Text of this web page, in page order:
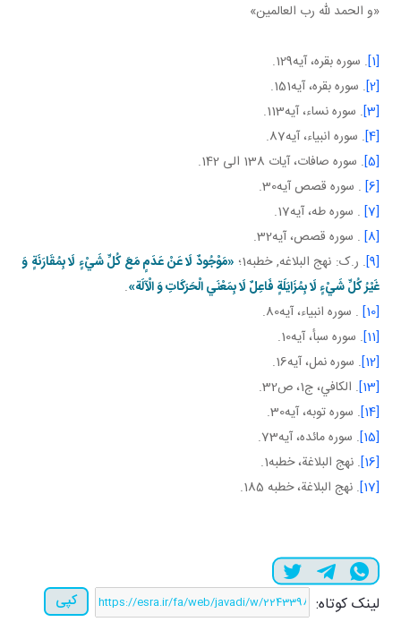
«و الحمد لله رب العالمين»
[1] . سوره بقره، آيه129.
[2] . سوره بقره، آيه151.
[3]
. سوره نساء، آيه113.
[4] . سوره انبياء، آيه87.
[5] . سوره صافات، آيات 138 الی 142.
[6]
. سوره قصص آيه30.
[7]
. سوره طه، آيه17.
[8]
. سوره قصص، آيه32.
[9] . ر.ک: نهج البلاغه, خطبه1؛ «مَوْجُودٌ لَا عَنْ عَدَمٍ مَعَ كُلِّ شَيْ‏ءٍ لَا بِمُقَارَنَةٍ وَ
غَيْرُ كُلِّ شَيْ‏ءٍ لَا بِمُزَايَلَةٍ فَاعِلٌ لَا بِمَعْنَي الْحَرَكَاتِ وَ الْآلَة».
[10]
. سوره انبياء، آيه80.
[11]
. سوره سبأ، آيه10.
[12]
. سوره نمل، آيه16.
[13]
. الكافي، ج‏1، ص32.
[14]
. سوره توبه، آيه30.
[15]
. سوره مائده، آيه73.
[16]
. نهج البلاغة، خطبه1.
[17]
. نهج البلاغة، خطبه 185.
لینک کوتاه: کپی